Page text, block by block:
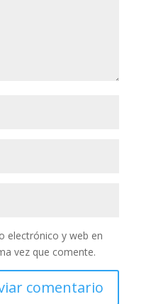
electrónico y web en
vez que comente.